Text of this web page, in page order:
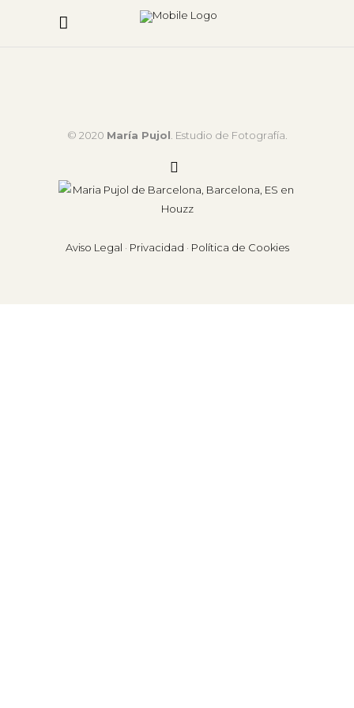
© 2020 María Pujol. Estudio de Fotografía.
Aviso Legal · Privacidad · Política de Cookies